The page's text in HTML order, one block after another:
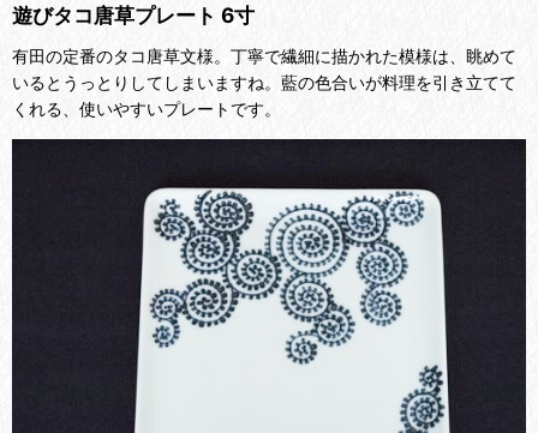
遊びタコ唐草プレート 6寸
有田の定番のタコ唐草文様。丁寧で繊細に描かれた模様は、眺めて
いるとうっとりしてしまいますね。藍の色合いが料理を引き立てて
くれる、使いやすいプレートです。